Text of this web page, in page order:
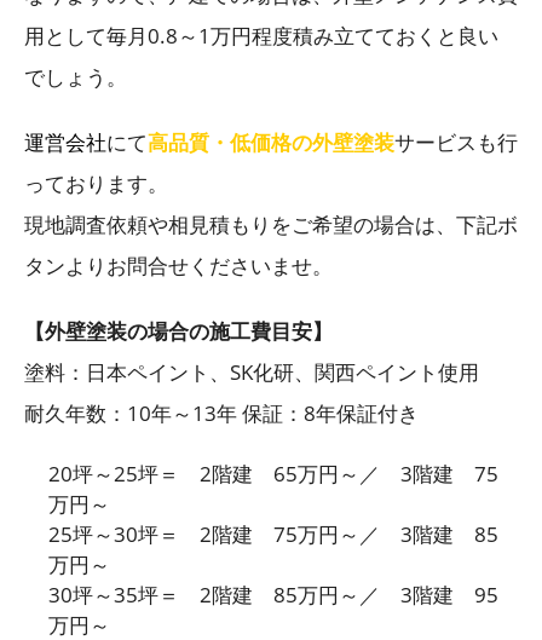
用として毎月0.8～1万円程度積み立てておくと良い
でしょう。
運営会社にて高品質・低価格の外壁塗装サービスも行
っております。
現地調査依頼や相見積もりをご希望の場合は、下記ボ
タンよりお問合せくださいませ。
【外壁塗装の場合の施工費目安】
塗料：日本ペイント、SK化研、関西ペイント使用
耐久年数：10年～13年 保証：8年保証付き
20坪～25坪＝ 2階建 65万円～／ 3階建 75
万円～
25坪～30坪＝ 2階建 75万円～／ 3階建 85
万円～
30坪～35坪＝ 2階建 85万円～／ 3階建 95
万円～